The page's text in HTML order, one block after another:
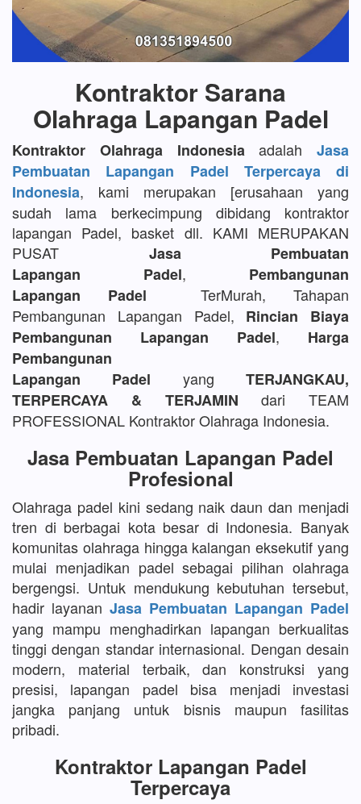
Kontraktor Sarana
Olahraga Lapangan Padel
Kontraktor Olahraga Indonesia adalah Jasa
Pembuatan Lapangan Padel Terpercaya di
Indonesia, kami merupakan [erusahaan yang
sudah lama berkecimpung dibidang kontraktor
lapangan Padel, basket dll. KAMI MERUPAKAN
PUSAT Jasa Pembuatan
Lapangan Padel, Pembangunan
Lapangan Padel TerMurah, Tahapan
Pembangunan Lapangan Padel, Rincian Biaya
Pembangunan Lapangan Padel, Harga
Pembangunan
Lapangan Padel yangTERJANGKAU,
TERPERCAYA & TERJAMIN dari TEAM
PROFESSIONAL Kontraktor Olahraga Indonesia.
Jasa Pembuatan Lapangan Padel
Profesional
Olahraga padel kini sedang naik daun dan menjadi
tren di berbagai kota besar di Indonesia. Banyak
komunitas olahraga hingga kalangan eksekutif yang
mulai menjadikan padel sebagai pilihan olahraga
bergengsi. Untuk mendukung kebutuhan tersebut,
hadir layanan Jasa Pembuatan Lapangan Padel
yang mampu menghadirkan lapangan berkualitas
tinggi dengan standar internasional. Dengan desain
modern, material terbaik, dan konstruksi yang
presisi, lapangan padel bisa menjadi investasi
jangka panjang untuk bisnis maupun fasilitas
pribadi.
Kontraktor Lapangan Padel
Terpercaya